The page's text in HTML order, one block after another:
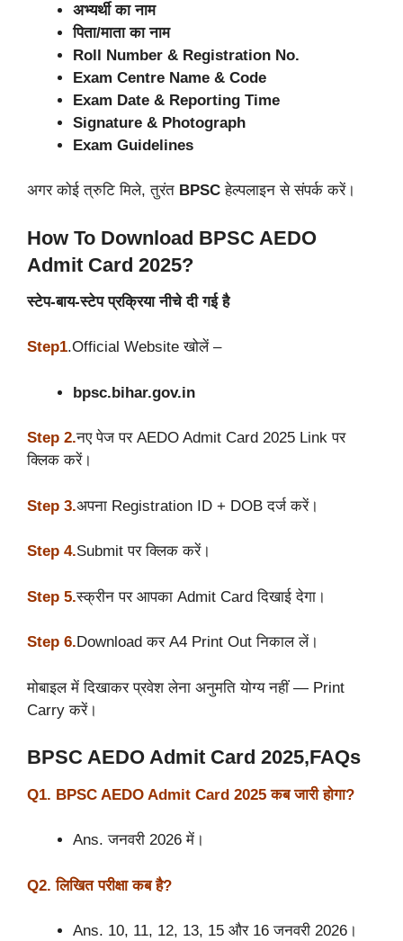
अभ्यर्थी का नाम
पिता/माता का नाम
Roll Number & Registration No.
Exam Centre Name & Code
Exam Date & Reporting Time
Signature & Photograph
Exam Guidelines
अगर कोई त्रुटि मिले, तुरंत BPSC हेल्पलाइन से संपर्क करें।
How To Download BPSC AEDO
Admit Card 2025?
स्टेप-बाय-स्टेप प्रक्रिया नीचे दी गई है
Step1.Official Website खोलें –
bpsc.bihar.gov.in
Step 2.नए पेज पर AEDO Admit Card 2025 Link पर
क्लिक करें।
Step 3.अपना Registration ID + DOB दर्ज करें।
Step 4.Submit पर क्लिक करें।
Step 5.स्क्रीन पर आपका Admit Card दिखाई देगा।
Step 6. Download कर A4 Print Out निकाल लें।
मोबाइल में दिखाकर प्रवेश लेना अनुमति योग्य नहीं — Print
Carry करें।
BPSC AEDO Admit Card 2025,FAQs
Q1. BPSC AEDO Admit Card 2025 कब जारी होगा?
Ans. जनवरी 2026 में।
Q2. लिखित परीक्षा कब है?
Ans. 10, 11, 12, 13, 15 और 16 जनवरी 2026।